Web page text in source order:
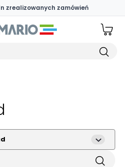
strony
zrealizowanych zamówień